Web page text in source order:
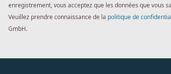
enregistrement, vous acceptez que les données que vous
Veuillez prendre connaissance de la politique de
GmbH.